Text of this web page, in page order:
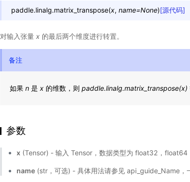
paddle.linalg.matrix_transpose(x, name=None)[源代码]
对输入张量 x 的最后两个维度进行转置。
备注
如果 n 是 x 的维数，则 paddle.linalg.matrix_transpose(x)
参数
x (Tensor) - 输入 Tensor，数据类型为 float32，float64
name (str，可选) - 具体用法请参见api_guide_Name